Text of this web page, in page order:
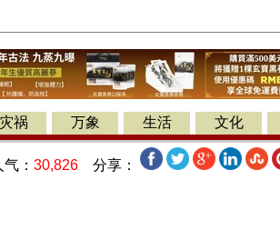
灾祸 万象 生活 文化
气： 30,826 分享：